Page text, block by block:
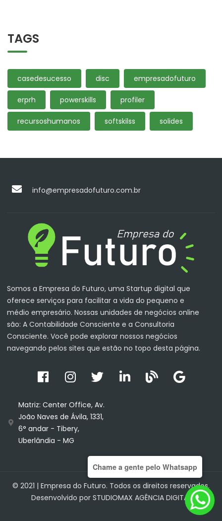
TAGS
casedesucesso disc empresadofuturo
erprh powerskills profiler
recursoshumanos softskilss solides
info@empresadofuturo.com.br
Somos a Empresa do Futuro, uma Startup digital que
oferece serviços para facilitar a vida do pequeno e
médio empresário. Nossas unidades de negócios online
são: A Contabilidade Consciente e a Consultoria
Consciente. Você pode explorar nossos negócios
navegando pelos sites que estão no topo desta página.
Matriz: Center Office, Av.
João Naves de Ávila, 1331,
6° andar - Tibery,
Uberlândia - MG
© 2021 | Empresa do Futuro. Todos os direitos reservados.
Desenvolvido por STUDIOMAX AGÊNCIA DIGITAL
Chame a gente pelo Whatsapp